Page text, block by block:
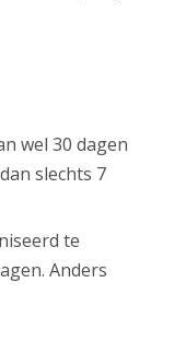
wel 30 dagen
slechts 7
te
Anders